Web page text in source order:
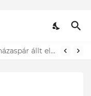
Lefotózták Oláh Ibolyát, amint épp vele csókolózik - EZT nem hiszed el, kinek a karjában kötött ki...ÍME